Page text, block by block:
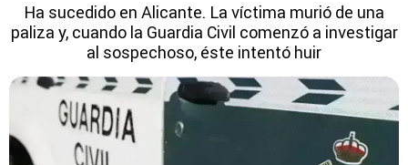
Ha sucedido en Alicante. La víctima murió de una
paliza y, cuando la Guardia Civil comenzó a investigar
al sospechoso, éste intentó huir